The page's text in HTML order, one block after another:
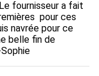
fournisseur a fait
pour ces
navrée pour ce
belle fin de